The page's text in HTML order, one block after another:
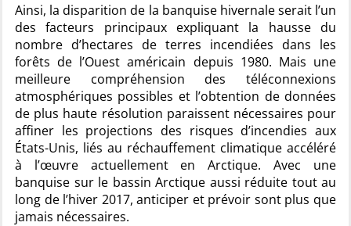
Ainsi, la disparition de la banquise hivernale serait l’un
des facteurs principaux expliquant la hausse du
nombre d’hectares de terres incendiées dans les
forêts de l’Ouest américain depuis 1980. Mais une
meilleure compréhension des téléconnexions
atmosphériques possibles et l’obtention de données
de plus haute résolution paraissent nécessaires pour
affiner les projections des risques d’incendies aux
États-Unis, liés au réchauffement climatique accéléré
à l’œuvre actuellement en Arctique. Avec une
banquise sur le bassin Arctique aussi réduite tout au
long de l’hiver 2017, anticiper et prévoir sont plus que
jamais nécessaires.